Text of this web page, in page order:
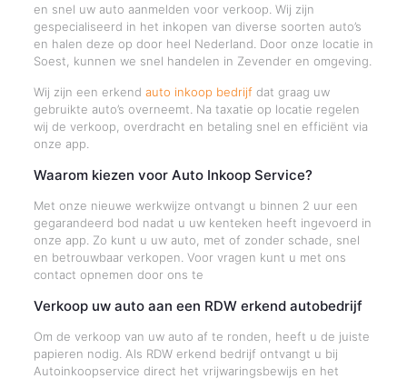
en snel uw auto aanmelden voor verkoop. Wij zijn
gespecialiseerd in het inkopen van diverse soorten auto’s
en halen deze op door heel Nederland. Door onze locatie in
Soest, kunnen we snel handelen in Zevender en omgeving.
Wij zijn een erkend auto inkoop bedrijfdat graag uw
gebruikte auto’s overneemt. Na taxatie op locatie regelen
wij de verkoop, overdracht en betaling snel en efficiënt via
onze app.
Waarom kiezen voor Auto Inkoop Service?
Met onze nieuwe werkwijze ontvangt u binnen 2 uur een
gegarandeerd bod nadat u uw kenteken heeft ingevoerd in
onze app. Zo kunt u uw auto, met of zonder schade, snel
en betrouwbaar verkopen. Voor vragen kunt u met ons
contact opnemen door ons te
Verkoop uw auto aan een RDW erkend autobedrijf
Om de verkoop van uw auto af te ronden, heeft u de juiste
papieren nodig. Als RDW erkend bedrijf ontvangt u bij
Autoinkoopservice direct het vrijwaringsbewijs en het